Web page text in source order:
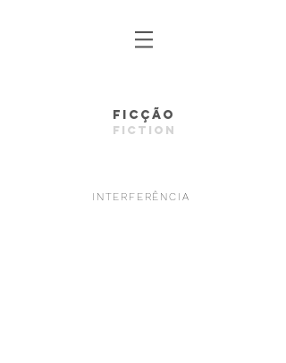
FICÇÃO
FICTION
INTERFERÊNCIA